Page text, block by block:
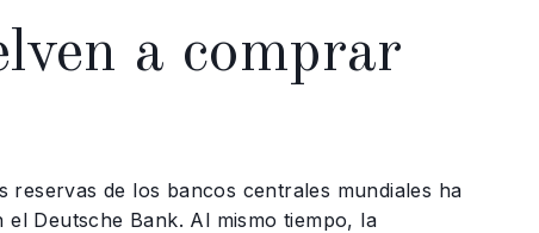
a comprar
reservas de los bancos centrales mundiales ha
Deutsche Bank. Al mismo tiempo, la